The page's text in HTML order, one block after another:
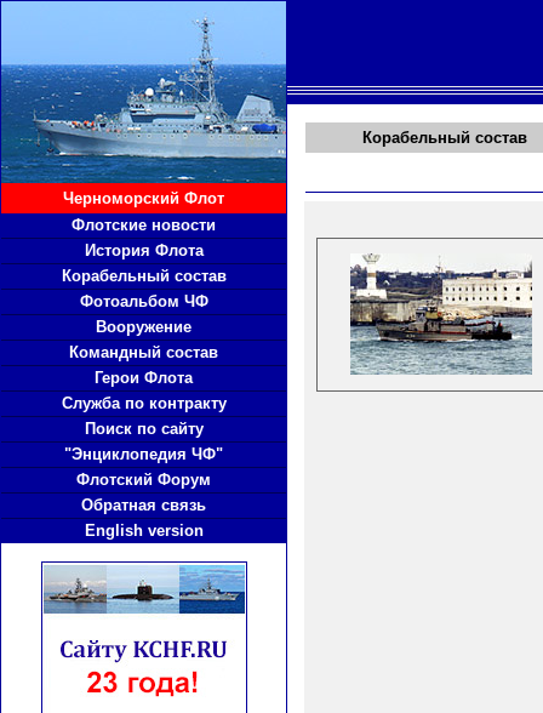
Черноморский Флот
Флотские новости
История Флота
Корабельный состав
Фотоальбом ЧФ
Вооружение
Командный состав
Герои Флота
Служба по контракту
Поиск по сайту
"Энциклопедия ЧФ"
Флотский Форум
Обратная связь
English version
Корабельный состав